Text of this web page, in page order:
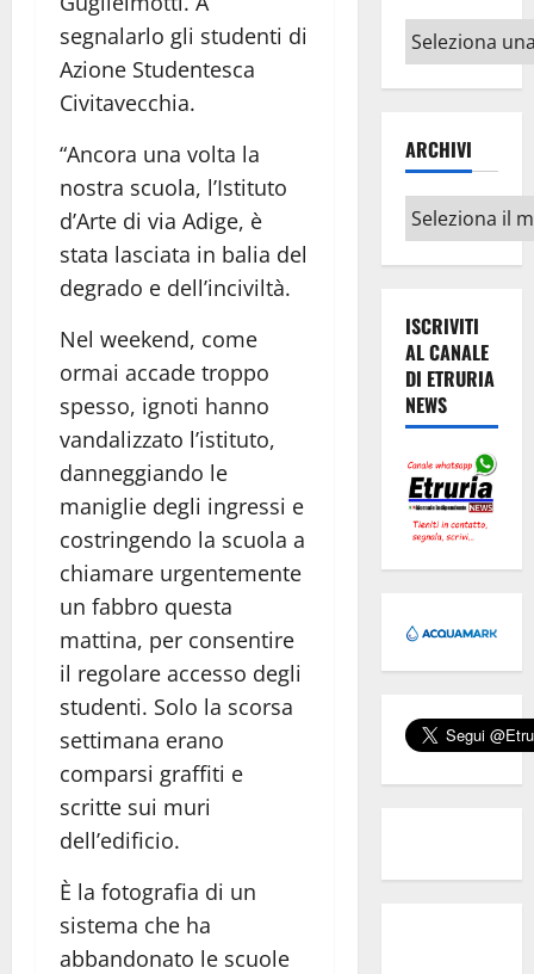
segnalarlo gli studenti di
Azione Studentesca
Civitavecchia.
“Ancora una volta la
nostra scuola, l’Istituto
d’Arte di via Adige, è
stata lasciata in balia del
degrado e dell’inciviltà.
Nel weekend, come
ormai accade troppo
spesso, ignoti hanno
vandalizzato l’istituto,
danneggiando le
maniglie degli ingressi e
costringendo la scuola a
chiamare urgentemente
un fabbro questa
mattina, per consentire
il regolare accesso degli
studenti. Solo la scorsa
settimana erano
comparsi graffiti e
scritte sui muri
dell’edificio.
È la fotografia di un
sistema che ha
abbandonato le scuole
Altri
argomenti
ARCHIVI
Archivi
ISCRIVITI
AL CANALE
DI ETRURIA
NEWS